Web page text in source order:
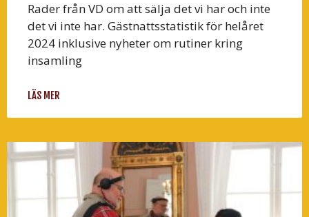
Rader från VD om att sälja det vi har och inte
det vi inte har. Gästnattsstatistik för helåret
2024 inklusive nyheter om rutiner kring
insamling
LÄS MER